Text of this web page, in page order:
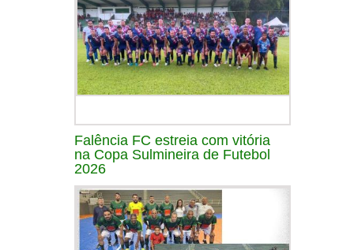
Falência FC estreia com vitória
na Copa Sulmineira de Futebol
2026